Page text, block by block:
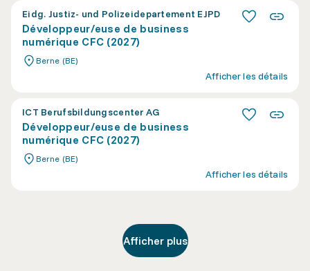
Eidg. Justiz- und Polizeidepartement EJPD
Développeur/euse de business
numérique CFC (2027)
Berne (BE)
Afficher les détails
ICT Berufsbildungscenter AG
Développeur/euse de business
numérique CFC (2027)
Berne (BE)
Afficher les détails
Afficher plus